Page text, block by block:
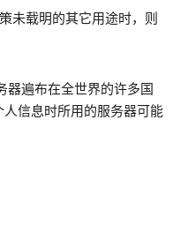
未载明的其它用途时，则
器遍布在全世界的许多国
信息时所用的服务器可能